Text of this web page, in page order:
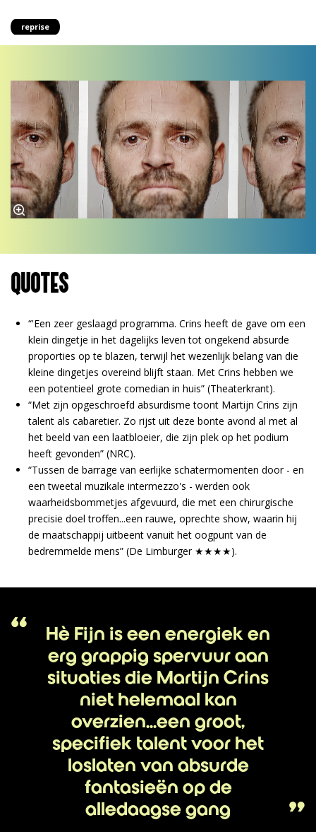
reprise
QUOTES
“'Een zeer geslaagd programma. Crins heeft de gave om een
klein dingetje in het dagelijks leven tot ongekend absurde
proporties op te blazen, terwijl het wezenlijk belang van die
kleine dingetjes overeind blijft staan. Met Crins hebben we
een potentieel grote comedian in huis” (Theaterkrant).
“Met zijn opgeschroefd absurdisme toont Martijn Crins zijn
talent als cabaretier. Zo rijst uit deze bonte avond al met al
het beeld van een laatbloeier, die zijn plek op het podium
heeft gevonden” (NRC).
“Tussen de barrage van eerlijke schatermomenten door - en
een tweetal muzikale intermezzo's - werden ook
waarheidsbommetjes afgevuurd, die met een chirurgische
precisie doel troffen...een rauwe, oprechte show, waarin hij
de maatschappij uitbeent vanuit het oogpunt van de
bedremmelde mens” (De Limburger ★★★★).
Hè Fijn is een energiek en
erg grappig spervuur aan
situaties die Martijn Crins
niet helemaal kan
overzien...een groot,
specifiek talent voor het
loslaten van absurde
fantasieën op de
alledaagse gang